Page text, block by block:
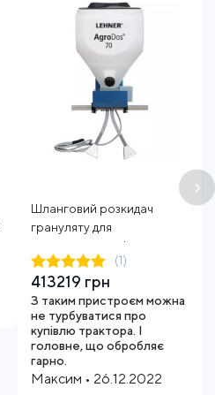
Шланговий розкидач
грануляту для
картоплярства і
буряківництва AgroDos 70
л 4-рядний електричний
(1)
413219 грн
З таким пристроєм можна
не турбуватися про
купівлю трактора. І
головне, що обробляє
гарно.
Максим • 26.12.2022